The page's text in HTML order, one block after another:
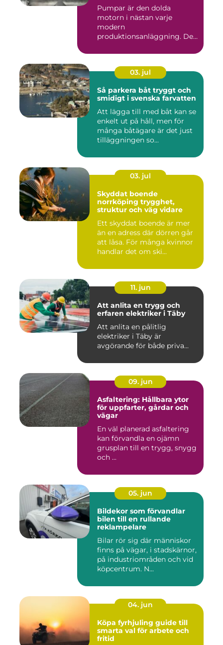
Pumpar är den dolda
motorn i nästan varje
modern
produktionsanläggning. De
03. jul
Så parkera båt tryggt och
smidigt i svenska farvatten
Att lägga till med båt kan se
enkelt ut på håll, men för
många båtägare är det just
tilläggningen so...
03. jul
Skyddat boende
norrköping trygghet,
struktur och väg vidare
Ett skyddat boende är mer
än en adress där dörren går
att låsa. För många kvinnor
handlar det om ski...
11. jun
Att anlita en trygg och
erfaren elektriker i Täby
Att anlita en pålitlig
elektriker i Täby är
avgörande för både priva...
09. jun
Asfaltering: Hållbara ytor
för uppfarter, gårdar och
vägar
En väl planerad asfaltering
kan förvandla en ojämn
grusplan till en trygg, snygg
och ...
05. jun
Bildekor som förvandlar
bilen till en rullande
reklampelare
Bilar rör sig där människor
finns på vägar, i stadskärnor,
på industriområden och vid
köpcentrum. N...
04. jun
Köpa fyrhjuling guide till
smarta val för arbete och
fritid